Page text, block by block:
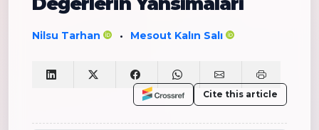
Nilsu Tarhan • Mesout Kalın Salı
Cite this article